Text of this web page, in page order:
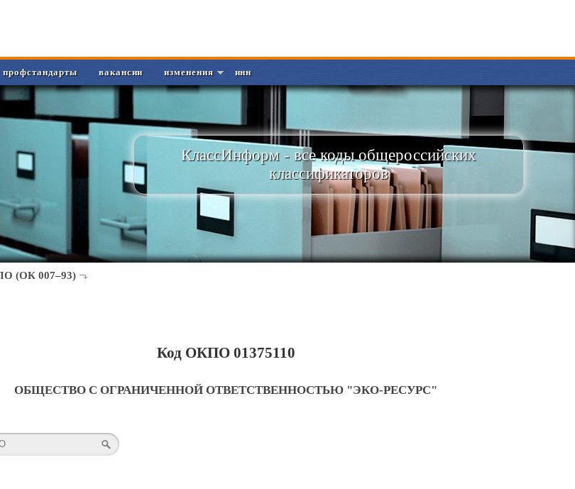
профстандарты вакансии изменения инн
КлассИнформ - все коды общероссийских
классификаторов
(ОК 007–93)
Код ОКПО 01375110
ОБЩЕСТВО С ОГРАНИЧЕННОЙ ОТВЕТСТВЕННОСТЬЮ "ЭКО-РЕСУРС"